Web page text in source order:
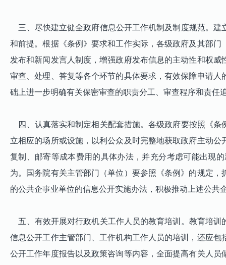
三、尽快建立健全政府信息公开工作机制及制度规范。建
和前提。根据《条例》要求和工作实际，各级政府及其部
发布和新闻发言人制度，增强政府发布信息的主动性和权
审查、处理、答复等各个环节的具体要求，有效保障申请
础上进一步明确有关保密审查的职责分工、审查程序和责
四、认真落实和制定相关配套措施。各级政府要按照《条
立相应的场所或设施，以利公众及时完整地获取政府主动
复制、邮寄等成本费用的具体办法，并充分考虑可能出现
为。国务院有关主管部门（单位）要参照《条例》的规定
的公共企事业单位的信息公开实施办法，积极推动上述公共
五、有效开展对行政机关工作人员的教育培训。教育培训
信息公开工作主管部门、工作机构工作人员的培训，还应
公开工作年度报告以及政策咨询等内容，全面提高有关人